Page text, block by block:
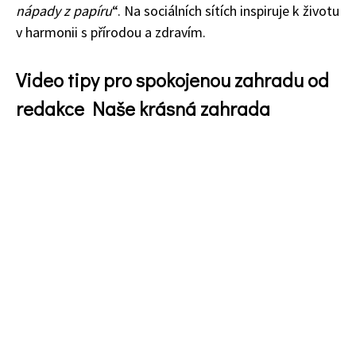
nápady z papíru“. Na sociálních sítích inspiruje k životu
v harmonii s přírodou a zdravím.
Video tipy pro spokojenou zahradu od
redakce Naše krásná zahrada